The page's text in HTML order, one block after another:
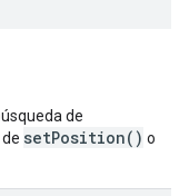
de
setPosition() o